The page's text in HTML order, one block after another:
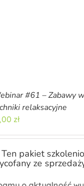
#61 – Zabawy
relaksacyjne
zł
Ten pakiet
ze